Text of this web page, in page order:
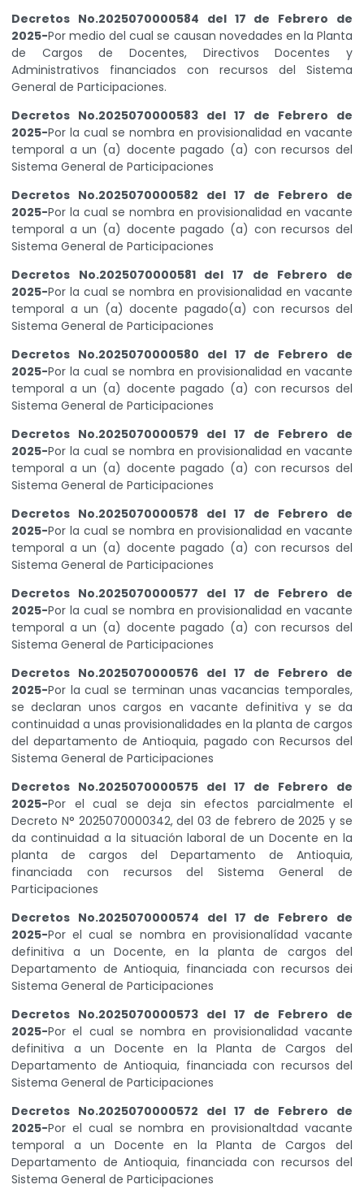
Decretos No.2025070000584 del 17 de Febrero de
2025-Por medio del cual se causan novedades en la Planta
de Cargos de Docentes, Directivos Docentes y
Administrativos financiados con recursos del Sistema
General de Participaciones.
Decretos No.2025070000583 del 17 de Febrero de
2025-Por la cual se nombra en provisionalidad en vacante
temporal a un (a) docente pagado (a) con recursos del
Sistema General de Participaciones
Decretos No.2025070000582 del 17 de Febrero de
2025-Por la cual se nombra en provisionalidad en vacante
temporal a un (a) docente pagado (a) con recursos del
Sistema General de Participaciones
Decretos No.2025070000581 del 17 de Febrero de
2025-Por la cual se nombra en provisionalidad en vacante
temporal a un (a) docente pagado(a) con recursos del
Sistema General de Participaciones
Decretos No.2025070000580 del 17 de Febrero de
2025-Por la cual se nombra en provisionalidad en vacante
temporal a un (a) docente pagado (a) con recursos del
Sistema General de Participaciones
Decretos No.2025070000579 del 17 de Febrero de
2025-Por la cual se nombra en provisionalidad en vacante
temporal a un (a) docente pagado (a) con recursos del
Sistema General de Participaciones
Decretos No.2025070000578 del 17 de Febrero de
2025-Por la cual se nombra en provisionalidad en vacante
temporal a un (a) docente pagado (a) con recursos del
Sistema General de Participaciones
Decretos No.2025070000577 del 17 de Febrero de
2025-Por la cual se nombra en provisionalidad en vacante
temporal a un (a) docente pagado (a) con recursos del
Sistema General de Participaciones
Decretos No.2025070000576 del 17 de Febrero de
2025-Por la cual se terminan unas vacancias temporales,
se declaran unos cargos en vacante definitiva y se da
continuidad a unas provisionalidades en la planta de cargos
del departamento de Antioquia, pagado con Recursos del
Sistema General de Participaciones
Decretos No.2025070000575 del 17 de Febrero de
2025-Por el cual se deja sin efectos parcialmente el
Decreto N° 2025070000342, del 03 de febrero de 2025 y se
da continuidad a la situación laboral de un Docente en la
planta de cargos del Departamento de Antioquia,
financiada con recursos del Sistema General de
Participaciones
Decretos No.2025070000574 del 17 de Febrero de
2025-Por el cual se nombra en provisionalídad vacante
definitiva a un Docente, en la planta de cargos del
Departamento de Antioquia, financiada con recursos dei
Sistema General de Participaciones
Decretos No.2025070000573 del 17 de Febrero de
2025-Por el cual se nombra en provisionalidad vacante
definitiva a un Docente en la Planta de Cargos del
Departamento de Antioquia, financiada con recursos del
Sistema General de Participaciones
Decretos No.2025070000572 del 17 de Febrero de
2025-Por el cual se nombra en provisionaltdad vacante
temporal a un Docente en la Planta de Cargos del
Departamento de Antioquia, financiada con recursos del
Sistema General de Participaciones